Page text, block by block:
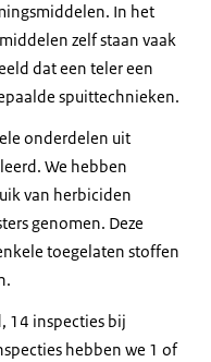
In het
zelf staan vaak
dat een teler een
spuittechnieken.
onderdelen uit
We hebben
van herbiciden
genomen. Deze
toegelaten stoffen
14 inspecties bij
hebben we 1 of